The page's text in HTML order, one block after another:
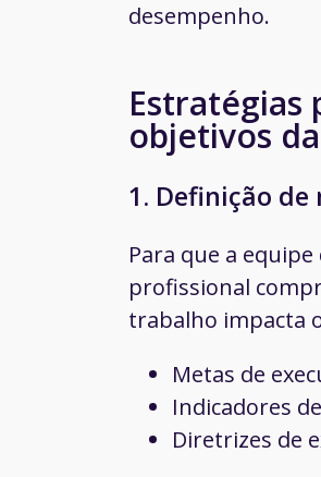
desempenho.
Estratégias
objetivos
1. Definição
Para que a
profissional
trabalho impacta
Metas de
Indicadores
Diretrizes de